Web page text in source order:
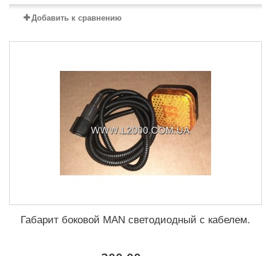
Добавить к сравнению
Габарит боковой MAN светодиодный с кабелем.